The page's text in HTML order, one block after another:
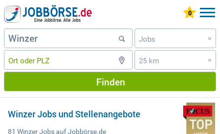
Jobs »
25 km »
Finden
Winzer Jobs und Stellenangebote
81 Winzer Jobs auf Jobbörse.de